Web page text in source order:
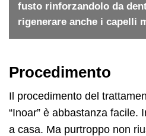
fusto rinforzandolo da
rigenerare anche i capelli
Procedimento
Il procedimento del
“Inoar” è abbastanza facile.
a casa. Ma purtroppo non